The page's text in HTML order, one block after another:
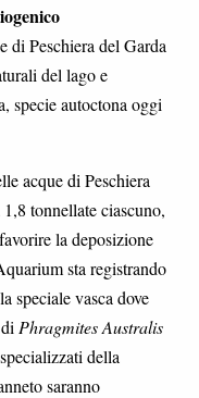
di Peschiera del Garda
del lago e
specie autoctona oggi
acque di Peschiera
tonnellate ciascuno,
la deposizione
sta registrando
speciale vasca dove
Phragmites Australis
della
saranno